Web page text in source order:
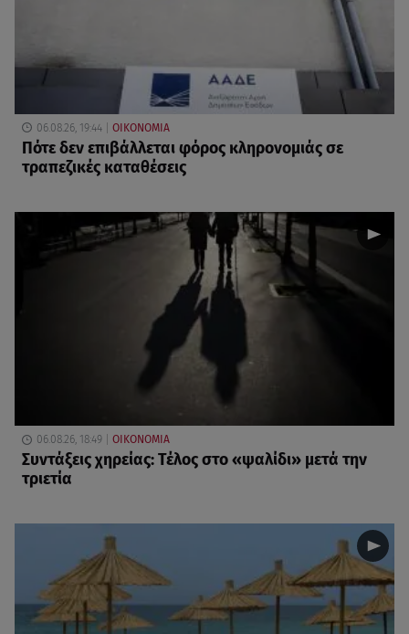
06.08.26, 19:44 ΟΙΚΟΝΟΜΙΑ
Πότε δεν επιβάλλεται φόρος κληρονομιάς σε
τραπεζικές καταθέσεις
06.08.26, 18:49 ΟΙΚΟΝΟΜΙΑ
Συντάξεις χηρείας: Τέλος στο «ψαλίδι» μετά την
τριετία